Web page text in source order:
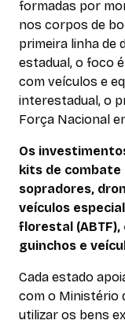
formadas por
nos corpos de
primeira linha de
estadual, o foco
com veículos e
interestadual, o
Força Nacional
Os
kits de combate
sopradores,
veículos
florestal
guinchos e
Cada estado
com o Ministério
utilizar os bens